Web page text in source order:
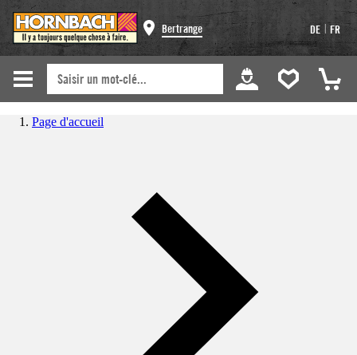
Bertrange DE | FR
Page d'accueil